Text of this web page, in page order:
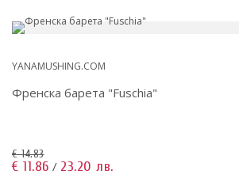
YANAMUSHING.COM
Френска барета "Fuschia"
€ 14.83
€ 11.86 / 23.20 лв.